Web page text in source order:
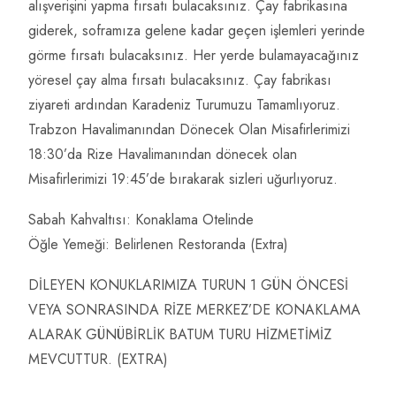
alışverişini yapma fırsatı bulacaksınız. Çay fabrikasına
giderek, soframıza gelene kadar geçen işlemleri yerinde
görme fırsatı bulacaksınız. Her yerde bulamayacağınız
yöresel çay alma fırsatı bulacaksınız. Çay fabrikası
ziyareti ardından Karadeniz Turumuzu Tamamlıyoruz.
Trabzon Havalimanından Dönecek Olan Misafirlerimizi
18:30’da Rize Havalimanından dönecek olan
Misafirlerimizi 19:45’de bırakarak sizleri uğurlıyoruz.
Sabah Kahvaltısı: Konaklama Otelinde
Öğle Yemeği: Belirlenen Restoranda (Extra)
DİLEYEN KONUKLARIMIZA TURUN 1 GÜN ÖNCESİ
VEYA SONRASINDA RİZE MERKEZ’DE KONAKLAMA
ALARAK GÜNÜBİRLİK BATUM TURU HİZMETİMİZ
MEVCUTTUR. (EXTRA)